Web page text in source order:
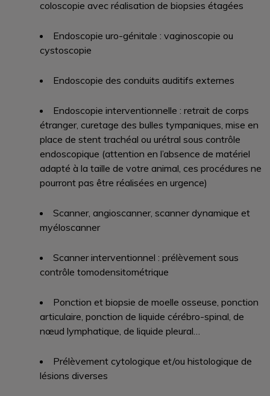
coloscopie avec réalisation de biopsies étagées
Endoscopie uro-génitale : vaginoscopie ou
cystoscopie
Endoscopie des conduits auditifs externes
Endoscopie interventionnelle : retrait de corps
étranger, curetage des bulles tympaniques, mise en
place de stent trachéal ou urétral sous contrôle
endoscopique (attention en l’absence de matériel
adapté à la taille de votre animal, ces procédures ne
pourront pas être réalisées en urgence)
Scanner, angioscanner, scanner dynamique et
myéloscanner
Scanner interventionnel : prélèvement sous
contrôle tomodensitométrique
Ponction et biopsie de moelle osseuse, ponction
articulaire, ponction de liquide cérébro-spinal, de
nœud lymphatique, de liquide pleural…
Prélèvement cytologique et/ou histologique de
lésions diverses